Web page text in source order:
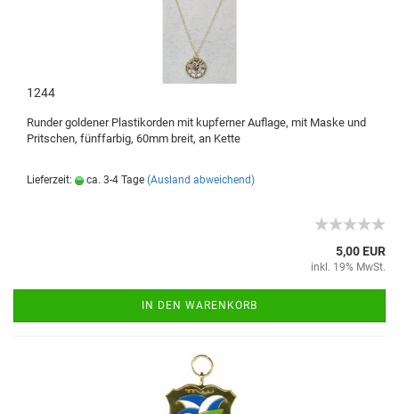
1244
Runder goldener Plastikorden mit kupferner Auflage, mit Maske und
Pritschen, fünffarbig, 60mm breit, an Kette
Lieferzeit: ca. 3-4 Tage (Ausland abweichend)
5,00 EUR
inkl. 19% MwSt.
IN DEN WARENKORB